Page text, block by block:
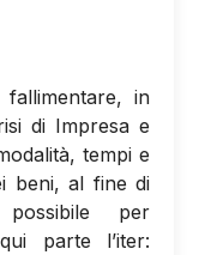
in
di Impresa e
tempi e
beni, al fine di
per
parte l’iter: